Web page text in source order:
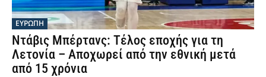
ΕΥΡΩΠΗ
Ντάβις Μπέρτανς: Τέλος εποχής για τη
Λετονία – Αποχωρεί από την εθνική μετά
από 15 χρόνια